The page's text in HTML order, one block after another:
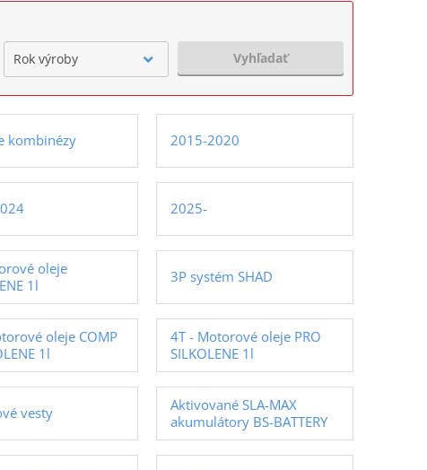
Rok výroby Vyhľadať
kombinézy 2015-2020
2025-
oleje
1l
3P systém SHAD
oleje COMP
1l
4T - Motorové oleje PRO
SILKOLENE 1l
vesty
Aktivované SLA-MAX
akumulátory BS-BATTERY